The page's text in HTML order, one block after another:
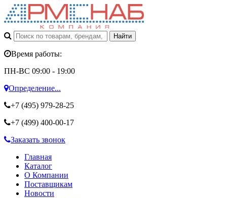
Время работы:
ПН-ВС 09:00 - 19:00
Определение...
+7 (495) 979-28-25
+7 (499) 400-00-17
Заказать звонок
Главная
Каталог
О Компании
Поставщикам
Новости